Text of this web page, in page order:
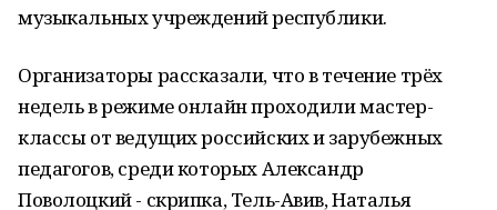
музыкальных учреждений республики.
Организаторы рассказали, что в течение трёх
недель в режиме онлайн проходили мастер-
классы от ведущих российских и зарубежных
педагогов, среди которых Александр
Поволоцкий - скрипка, Тель-Авив, Наталья